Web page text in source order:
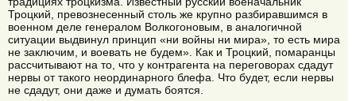
Троцкий, превознесенный столь же крупно разбиравшимся в
военном деле генералом Волкогоновым, в аналогичной
ситуации выдвинул принцип «ни войны ни мира», то есть мира
не заключим, и воевать не будем». Как и Троцкий, помаранцы
рассчитывают на то, что у контрагента на переговорах сдадут
нервы от такого неординарного блефа. Что будет, если нервы
не сдадут, они даже и думать боятся.